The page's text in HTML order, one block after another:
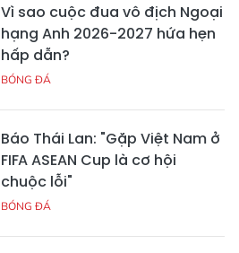
Vì sao cuộc đua vô địch Ngoại
hạng Anh 2026-2027 hứa hẹn
hấp dẫn?
BÓNG ĐÁ
Báo Thái Lan: "Gặp Việt Nam ở
FIFA ASEAN Cup là cơ hội
chuộc lỗi"
BÓNG ĐÁ